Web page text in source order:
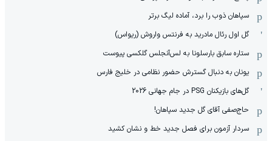
سپاهان ذوب را برد، آماده لیگ برتر
گل اول رئال مادرید به فرنتس واروش (ریواس)
ستاره سابق بارسلونا به لس‌آنجلس گلکسی پیوست
یونان به دنبال گسترش حضور نظامی در خلیج فارس
گل‌های بازیکنان PSG در جام جهانی 2026
حاج‌صفی آقای گل جدید سپاهان!
سردار آزمون برای فصل جدید خط و نشان کشید